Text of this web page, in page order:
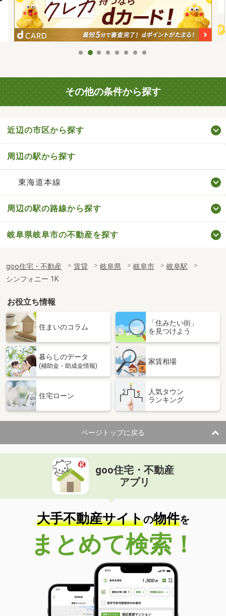
その他の条件から探す
近辺の市区から探す
周辺の駅から探す
東海道本線
周辺の駅の路線から探す
岐阜県岐阜市の不動産を探す
goo住宅・不動産 賃貸 岐阜県 岐阜市
岐阜駅
シンフォニー 1K
お役立ち情報
住まいのコラム
「住みたい街」
を見つけよう
暮らしのデータ
(補助金・助成金情報)
家賃相場
住宅ローン
人気タウン
ランキング
ページトップに戻る
goo住宅・不動産
アプリ
大手不動産サイトの物件を
まとめて検索！